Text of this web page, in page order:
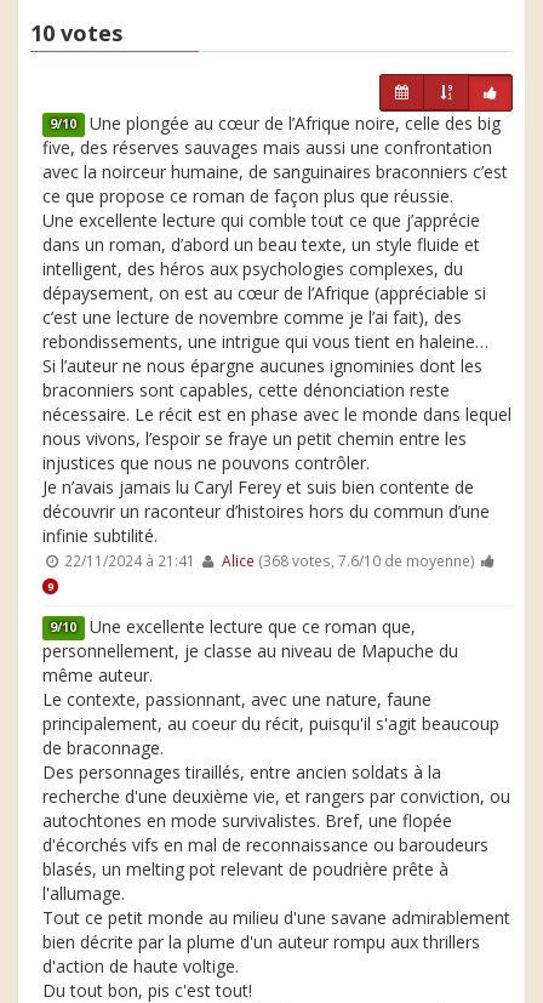
10 votes
9/10 Une plongée au cœur de l’Afrique noire, celle des big
five, des réserves sauvages mais aussi une confrontation
avec la noirceur humaine, de sanguinaires braconniers c’est
ce que propose ce roman de façon plus que réussie.
Une excellente lecture qui comble tout ce que j’apprécie
dans un roman, d’abord un beau texte, un style fluide et
intelligent, des héros aux psychologies complexes, du
dépaysement, on est au cœur de l’Afrique (appréciable si
c’est une lecture de novembre comme je l’ai fait), des
rebondissements, une intrigue qui vous tient en haleine…
Si l’auteur ne nous épargne aucunes ignominies dont les
braconniers sont capables, cette dénonciation reste
nécessaire. Le récit est en phase avec le monde dans lequel
nous vivons, l’espoir se fraye un petit chemin entre les
injustices que nous ne pouvons contrôler.
Je n’avais jamais lu Caryl Ferey et suis bien contente de
découvrir un raconteur d’histoires hors du commun d’une
infinie subtilité.
22/11/2024 à 21:41 Alice (368 votes, 7.6/10 de moyenne)
9
9/10 Une excellente lecture que ce roman que,
personnellement, je classe au niveau de Mapuche du
même auteur.
Le contexte, passionnant, avec une nature, faune
principalement, au coeur du récit, puisqu'il s'agit beaucoup
de braconnage.
Des personnages tiraillés, entre ancien soldats à la
recherche d'une deuxième vie, et rangers par conviction, ou
autochtones en mode survivalistes. Bref, une flopée
d'écorchés vifs en mal de reconnaissance ou baroudeurs
blasés, un melting pot relevant de poudrière prête à
l'allumage.
Tout ce petit monde au milieu d'une savane admirablement
bien décrite par la plume d'un auteur rompu aux thrillers
d'action de haute voltige.
Du tout bon, pis c'est tout!